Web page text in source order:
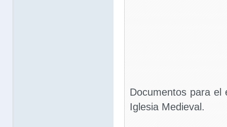
Documentos para el
Iglesia Medieval.